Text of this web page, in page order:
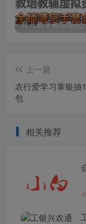
上一篇
农行爱学习掌银抽
包
相关推荐